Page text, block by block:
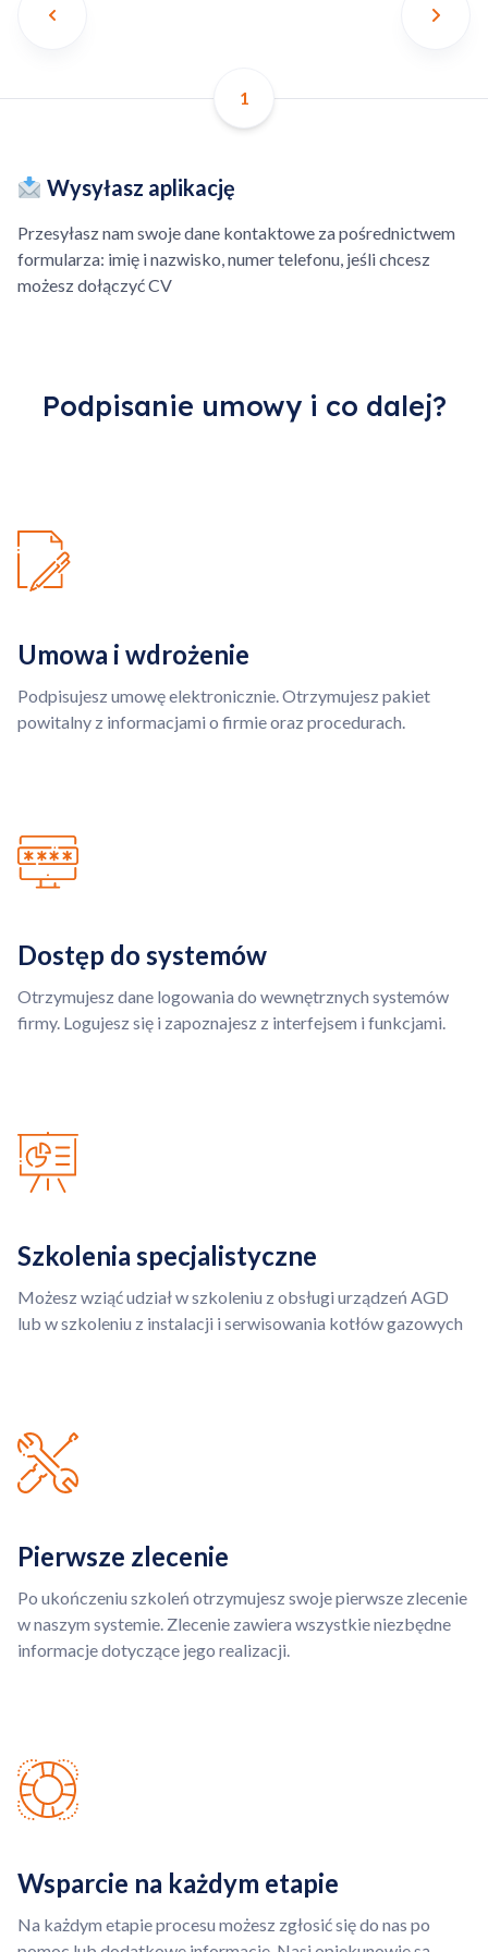
Możliwość nałożenia marży
własnym zakresie.
Dodatkowo płatna
kilometrówka, ponad
Możliwość zamówienia
1
Wysyłasz aplikację
Przesyłasz nam swoje dane kontaktowe za pośrednictwem
formularza: imię i nazwisko, numer telefonu, jeśli chcesz
możesz dołączyć CV
Podpisanie umowy i co dalej?
Umowa i wdrożenie
Podpisujesz umowę elektronicznie. Otrzymujesz pakiet
powitalny z informacjami o firmie oraz procedurach.
Dostęp do systemów
Otrzymujesz dane logowania do wewnętrznych systemów
firmy. Logujesz się i zapoznajesz z interfejsem i funkcjami.
Szkolenia specjalistyczne
Możesz wziąć udział w szkoleniu z obsługi urządzeń AGD
lub w szkoleniu z instalacji i serwisowania kotłów gazowych
Pierwsze zlecenie
Po ukończeniu szkoleń otrzymujesz swoje pierwsze zlecenie
w naszym systemie. Zlecenie zawiera wszystkie niezbędne
informacje dotyczące jego realizacji.
Wsparcie na każdym etapie
Na każdym etapie procesu możesz zgłosić się do nas po
Przejdź do koszyka